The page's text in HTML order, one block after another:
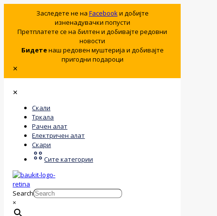
Заследете не на Facebookи добијте
изненадувачки попусти
Претплатете се на билтен и добивајте редовни
новости
Бидетенаш редовен муштерија и добивајте
пригодни подароци
✕
✕
Скали
Тркала
Рачен алат
Електричен алат
Скари
Сите категории
Search
×